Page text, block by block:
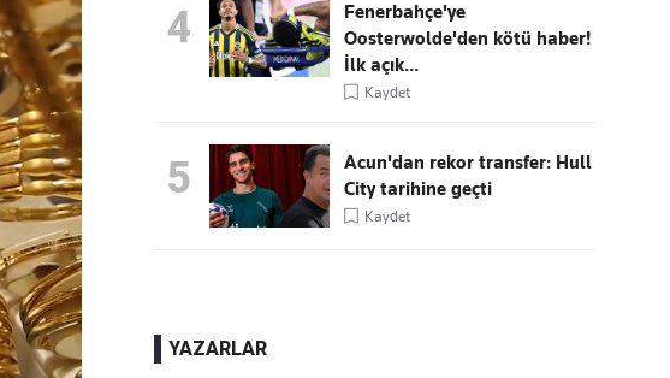
4
Fenerbahçe'ye
Oosterwolde'den kötü haber!
İlk açık...
Kaydet
5
Acun'dan rekor transfer: Hull
City tarihine geçti
Kaydet
YAZARLAR